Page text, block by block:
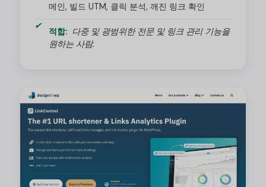
메인, 빌드 UTM, 클릭 분석, 깨진 링크 확인
적합: 다중 및 광범위한 전문 및 링크 관리 기능을
원하는 사람.